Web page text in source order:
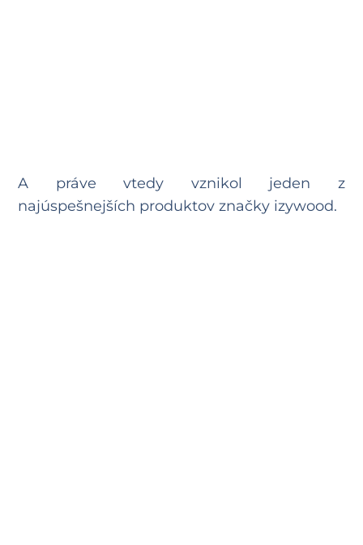
A práve vtedy vznikol jeden z
najúspešnejších produktov značky izywood.